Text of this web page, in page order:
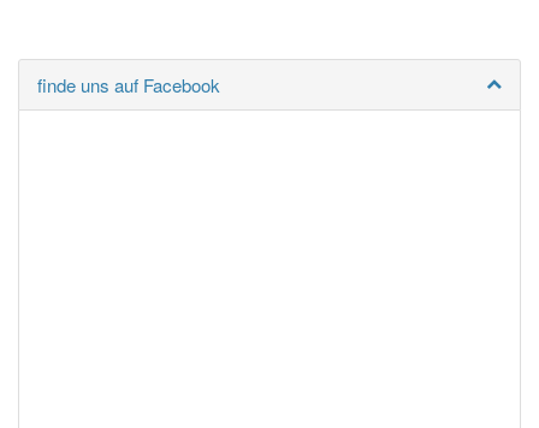
finde uns auf Facebook